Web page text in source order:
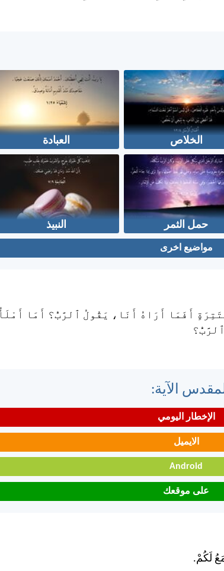
الخلاص العبادة
حمل الثمر النبيذ
مواضيع اخرى
أَفَمَا أَرَاهُ أَنَا، يَقُولُ ٱلرَّبُّ؟ أَمَا أَمْلَأُ
الآية:
الإخطار اليومي
الايميل
Android
على موقعك
لَكُمْ.